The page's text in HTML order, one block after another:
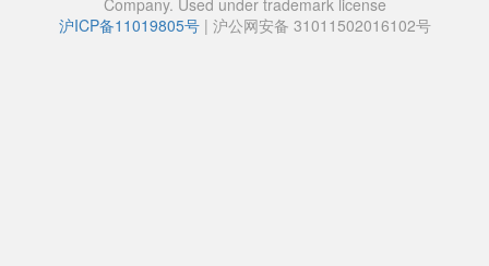
沪ICP备11019805号| 沪公网安备 31011502016102号